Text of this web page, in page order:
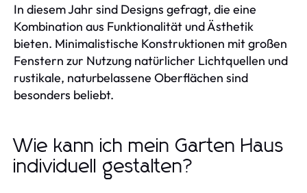
In diesem Jahr sind Designs gefragt, die eine
Kombination aus Funktionalität und Ästhetik
bieten. Minimalistische Konstruktionen mit großen
Fenstern zur Nutzung natürlicher Lichtquellen und
rustikale, naturbelassene Oberflächen sind
besonders beliebt.
Wie kann ich mein Garten Haus
individuell gestalten?